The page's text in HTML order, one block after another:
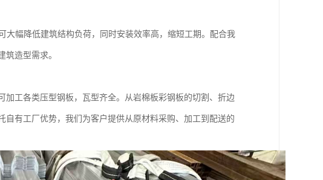
大幅降低建筑结构负荷，同时安装效率高，缩短工期。配合我
造型需求。
工各类压型钢板，瓦型齐全。从岩棉板彩钢板的切割、折边
有工厂优势，我们为客户提供从原材料采购、加工到配送的